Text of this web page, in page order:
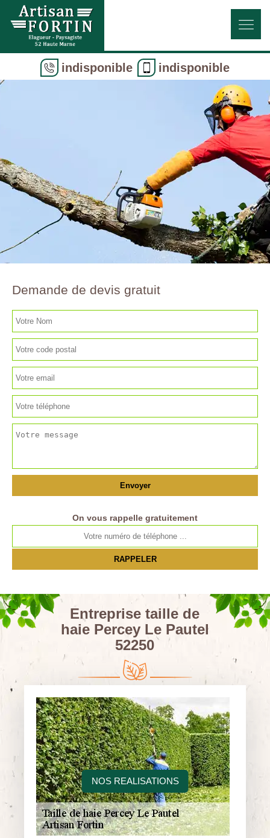
indisponible indisponible
NOS REALISATIONS
Demande de devis gratuit
On vous rappelle gratuitement
Entreprise taille de
haie Percey Le Pautel
52250